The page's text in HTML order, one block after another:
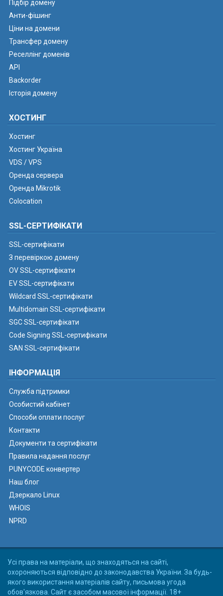
Підбір домену
Анти-фішинг
Ціни на домени
Трансфер домену
Реселлінг доменів
API
Backorder
Історія домену
ХОСТИНГ
Хостинг
Хостинг Україна
VDS / VPS
Оренда сервера
Оренда Mikrotik
Colocation
SSL-СЕРТИФІКАТИ
SSL-сертифікати
З перевіркою домену
OV SSL-сертифікати
EV SSL-сертифікати
Wildcard SSL-сертифікати
Multidomain SSL-сертифікати
SGC SSL-сертифікати
Code Signing SSL-сертифікати
SAN SSL-сертифікати
ІНФОРМАЦІЯ
Служба підтримки
Особистий кабінет
Способи оплати послуг
Контакти
Документи та сертифікати
Правила надання послуг
PUNYCODE конвертер
Наш блог
Дзеркало Linux
WHOIS
NPRD
Усі права на матеріали, що знаходяться на сайті,
охороняються відповідно до законодавства України. За будь-
якого використання матеріалів сайту, письмова угода
обов'язкова. Сайт є засобом масової інформації. 18+